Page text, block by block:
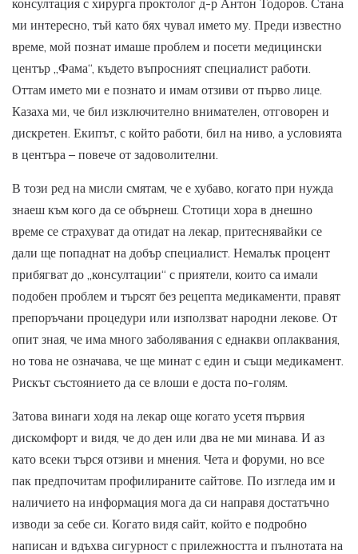
консултация с хирурга проктолог д-р Антон Тодоров. Стана
ми интересно, тъй като бях чувал името му. Преди известно
време, мой познат имаше проблем и посети медицински
център „Фама“, където въпросният специалист работи.
Оттам името ми е познато и имам отзиви от първо лице.
Казаха ми, че бил изключително внимателен, отговорен и
дискретен. Екипът, с който работи, бил на ниво, а условията
в центъра – повече от задоволителни.
В този ред на мисли смятам, че е хубаво, когато при нужда
знаеш към кого да се обърнеш. Стотици хора в днешно
време се страхуват да отидат на лекар, притеснявайки се
дали ще попаднат на добър специалист. Немалък процент
прибягват до „консултации“ с приятели, които са имали
подобен проблем и търсят без рецепта медикаменти, правят
препоръчани процедури или използват народни лекове. От
опит зная, че има много заболявания с еднакви оплаквания,
но това не означава, че ще минат с един и същи медикамент.
Рискът състоянието да се влоши е доста по-голям.
Затова винаги ходя на лекар още когато усетя първия
дискомфорт и видя, че до ден или два не ми минава. И аз
като всеки търся отзиви и мнения. Чета и форуми, но все
пак предпочитам профилираните сайтове. По изгледа им и
наличието на информация мога да си направя достатъчно
изводи за себе си. Когато видя сайт, който е подробно
написан и вдъхва сигурност с прилежността и пълнотата на